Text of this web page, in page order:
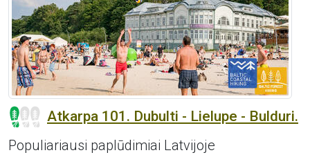
Atkarpa 101. Dubulti - Lielupe - Bulduri.
Populiariausi paplūdimiai Latvijoje